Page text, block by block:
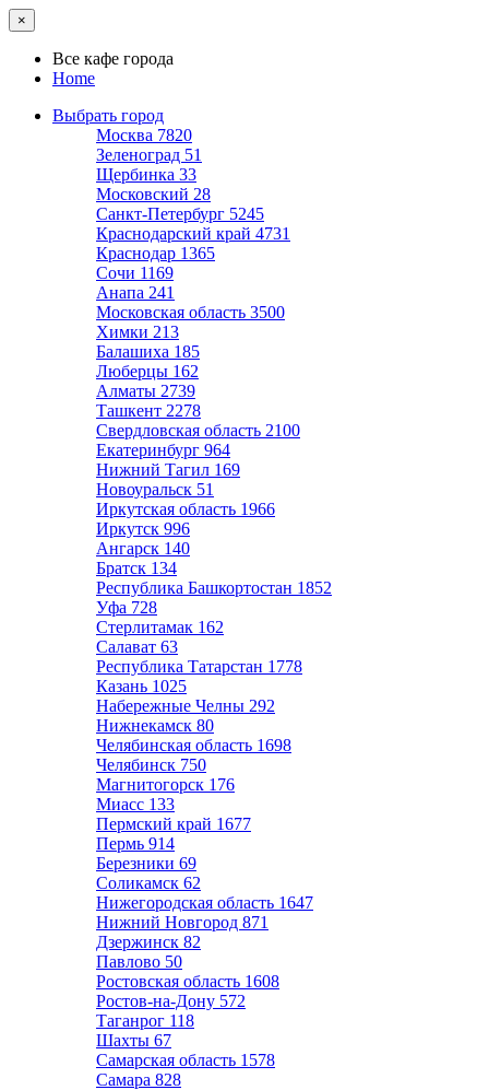
×
Все кафе города
Home
Выбрать город
Москва 7820
Зеленоград 51
Щербинка 33
Московский 28
Санкт-Петербург 5245
Краснодарский край 4731
Краснодар 1365
Сочи 1169
Анапа 241
Московская область 3500
Химки 213
Балашиха 185
Люберцы 162
Алматы 2739
Ташкент 2278
Свердловская область 2100
Екатеринбург 964
Нижний Тагил 169
Новоуральск 51
Иркутская область 1966
Иркутск 996
Ангарск 140
Братск 134
Республика Башкортостан 1852
Уфа 728
Стерлитамак 162
Салават 63
Республика Татарстан 1778
Казань 1025
Набережные Челны 292
Нижнекамск 80
Челябинская область 1698
Челябинск 750
Магнитогорск 176
Миасс 133
Пермский край 1677
Пермь 914
Березники 69
Соликамск 62
Нижегородская область 1647
Нижний Новгород 871
Дзержинск 82
Павлово 50
Ростовская область 1608
Ростов-на-Дону 572
Таганрог 118
Шахты 67
Самарская область 1578
Самара 828